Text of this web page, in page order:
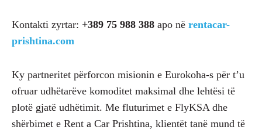
Kontakti zyrtar: +389 75 988 388 apo në rentacar-
prishtina.com
Ky partneritet përforcon misionin e Eurokoha-s për t’u
ofruar udhëtarëve komoditet maksimal dhe lehtësi të
plotë gjatë udhëtimit. Me fluturimet e FlyKSA dhe
shërbimet e Rent a Car Prishtina, klientët tanë mund të